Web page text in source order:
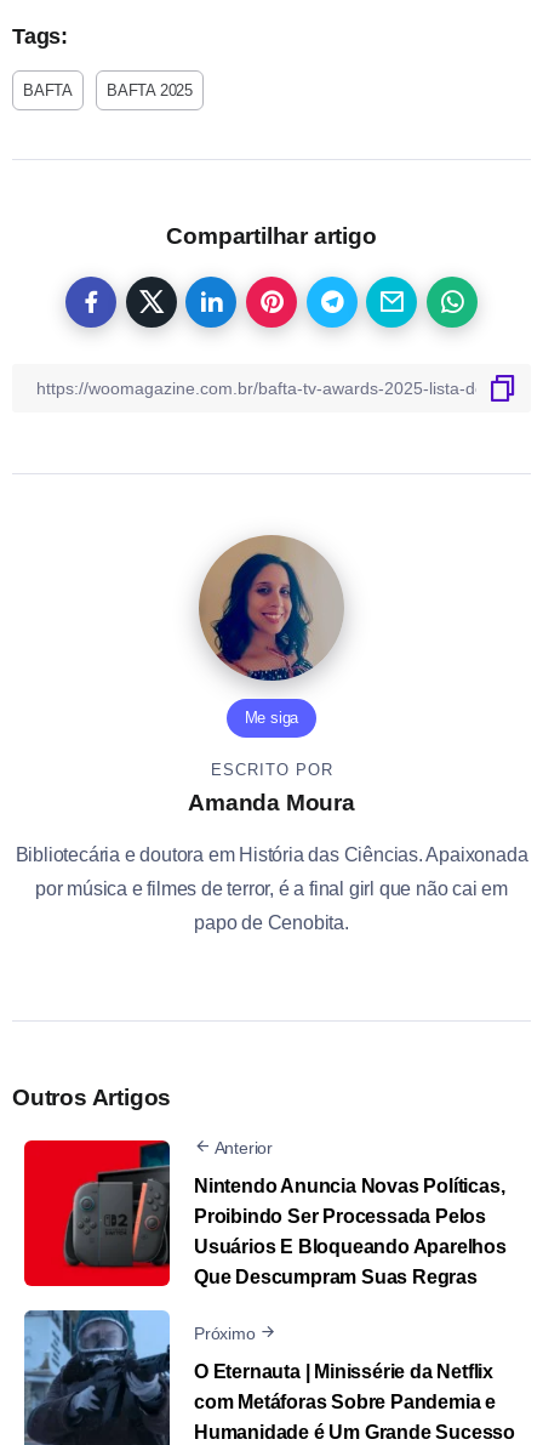
Tags:
BAFTA BAFTA 2025
Compartilhar artigo
Me siga
ESCRITO POR
Amanda Moura
Bibliotecária e doutora em História das Ciências. Apaixonada
por música e filmes de terror, é a final girl que não cai em
papo de Cenobita.
Outros Artigos
Anterior
Nintendo Anuncia Novas Políticas,
Proibindo Ser Processada Pelos
Usuários E Bloqueando Aparelhos
Que Descumpram Suas Regras
Próximo
O Eternauta | Minissérie da Netflix
com Metáforas Sobre Pandemia e
Humanidade é Um Grande Sucesso